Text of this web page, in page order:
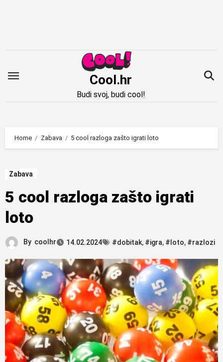
Cool.hr
Budi svoj, budi cool!
Home Zabava 5 cool razloga zašto igrati loto
Zabava
5 cool razloga zašto igrati
loto
By coolhr 14.02.2024 #dobitak, #igra, #loto, #razlozi